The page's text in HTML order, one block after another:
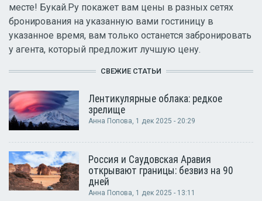
месте! Букай.Ру покажет вам цены в разных сетях
бронирования на указанную вами гостиницу в
указанное время, вам только останется забронировать
у агента, который предложит лучшую цену.
СВЕЖИЕ СТАТЬИ
Лентикулярные облака: редкое
зрелище
Анна Попова, 1 дек 2025 - 20:29
Россия и Саудовская Аравия
открывают границы: безвиз на 90
дней
Анна Попова, 1 дек 2025 - 13:11